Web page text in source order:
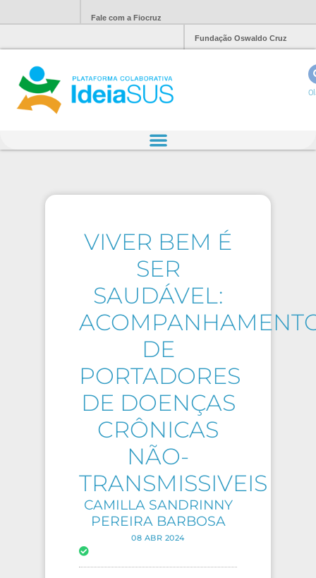
Fale com a Fiocruz
Fundação Oswaldo Cruz
VIVER BEM É
SER
SAUDÁVEL:
DE
PORTADORES
DE DOENÇAS
CRÔNICAS
NÃO-
TRANSMISSIVEIS
CAMILLA SANDRINNY
PEREIRA BARBOSA
08 ABR 2024